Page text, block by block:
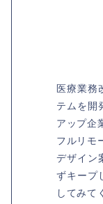
医療業務
テムを開
アップ企
フルリモ
デザイン
ずキープ
してみて